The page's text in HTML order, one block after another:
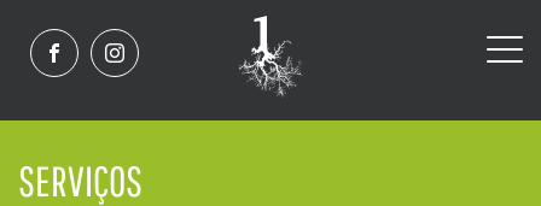
SERVIÇOS